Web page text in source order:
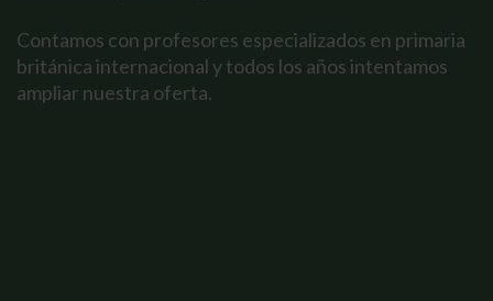
Contamos con profesores especializados en primaria
británica internacional y todos los años intentamos
ampliar nuestra oferta.